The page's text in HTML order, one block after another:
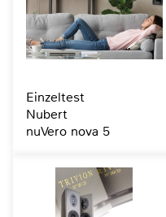
Einzeltest
Nubert
nuVero nova 5